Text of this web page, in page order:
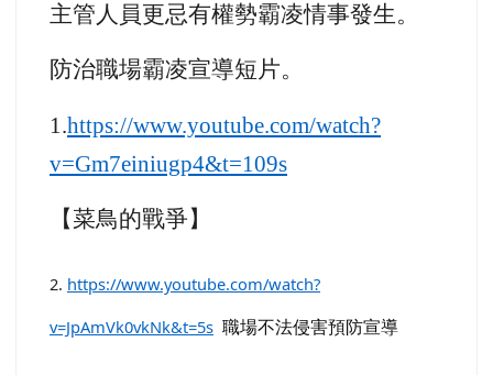
主管人員更忌有權勢霸凌情事發生。
防治職場霸凌宣導短片。
1.https://www.youtube.com/watch?
v=Gm7einiugp4&t=109s
【菜鳥的戰爭】
2. https://www.youtube.com/watch?
v=JpAmVk0vkNk&t=5s 職場不法侵害預防宣導